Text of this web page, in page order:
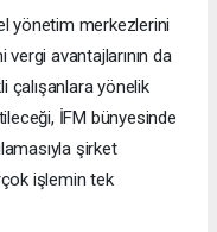
yönetim merkezlerini
vergi avantajlarının da
çalışanlara yönelik
İFM bünyesinde
şirket
işlemin tek